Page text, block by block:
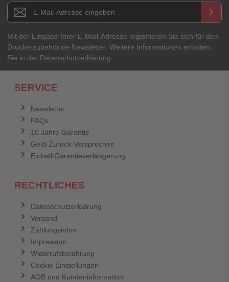
Ihr Passwort
Newsletter E-Mail Adresse keyboard_arrow_right
Mit der Eingabe Ihrer E-Mail-Adresse registrieren Sie sich für den
Druckerzubehör.de-Newsletter. Weitere Informationen erhalten
Sie in der Datenschutzerklärung
SERVICE
Newsletter
FAQs
10 Jahre Garantie
Geld-Zurück-Versprechen
Einhell Garantieverlängerung
RECHTLICHES
Datenschutzerklärung
Versand
Zahlungsinfos
Impressum
Widerrufsbelehrung
Cookie Einstellungen
AGB und Kundeninformation